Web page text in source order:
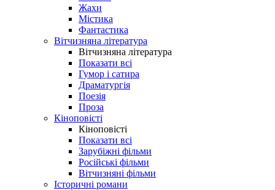
Жахи
Містика
Фантастика
Вітчизняна література
Вітчизняна література
Показати всі
Гумор і сатира
Драматургія
Поезія
Проза
Кіноповісті
Кіноповісті
Показати всі
Зарубіжні фільми
Російські фільми
Вітчизняні фільми
Історичні романи